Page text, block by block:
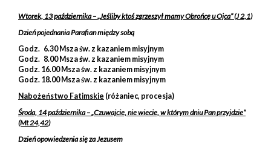
Wtorek, 13 października –„Jeśliby ktoś zgrzeszył mamy Obrońcę uOjca”(J 2,1)
Dzień pojednania Parafian między sobą
Godz. 6.30 Msza św. z kazaniem misyjnym
Godz. 8.00 Msza św. z kazaniem misyjnym
Godz. 16.00 Msza św. z kazaniem misyjnym
Godz. 18.00 Msza św. z kazaniem misyjnym
Nabożeństwo Fatimskie (różaniec, procesja)
Środa, 14 października –„Czuwajcie, nie wiecie, w którym dniu Panprzyjdzie”
(Mt 24,42)
Dzień opowiedzenia się za Jezusem